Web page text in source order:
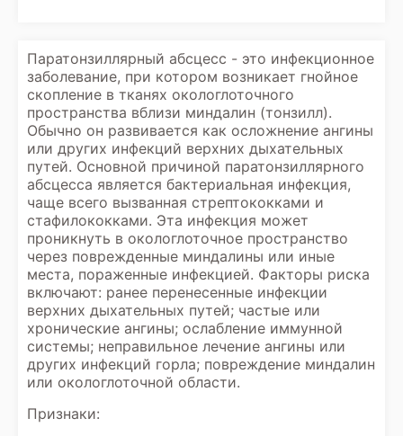
Паратонзиллярный абсцесс - это инфекционное
заболевание, при котором возникает гнойное
скопление в тканях окологлоточного
пространства вблизи миндалин (тонзилл).
Обычно он развивается как осложнение ангины
или других инфекций верхних дыхательных
путей. Основной причиной паратонзиллярного
абсцесса является бактериальная инфекция,
чаще всего вызванная стрептококками и
стафилококками. Эта инфекция может
проникнуть в окологлоточное пространство
через поврежденные миндалины или иные
места, пораженные инфекцией. Факторы риска
включают: ранее перенесенные инфекции
верхних дыхательных путей; частые или
хронические ангины; ослабление иммунной
системы; неправильное лечение ангины или
других инфекций горла; повреждение миндалин
или окологлоточной области.
Признаки: